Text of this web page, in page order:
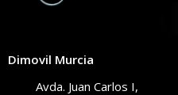
Dimovil Murcia
Avda. Juan Carlos I,